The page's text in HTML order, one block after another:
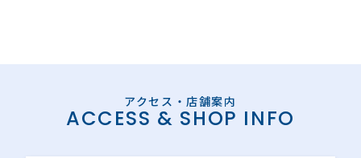
ACCESS & SHOP INFO